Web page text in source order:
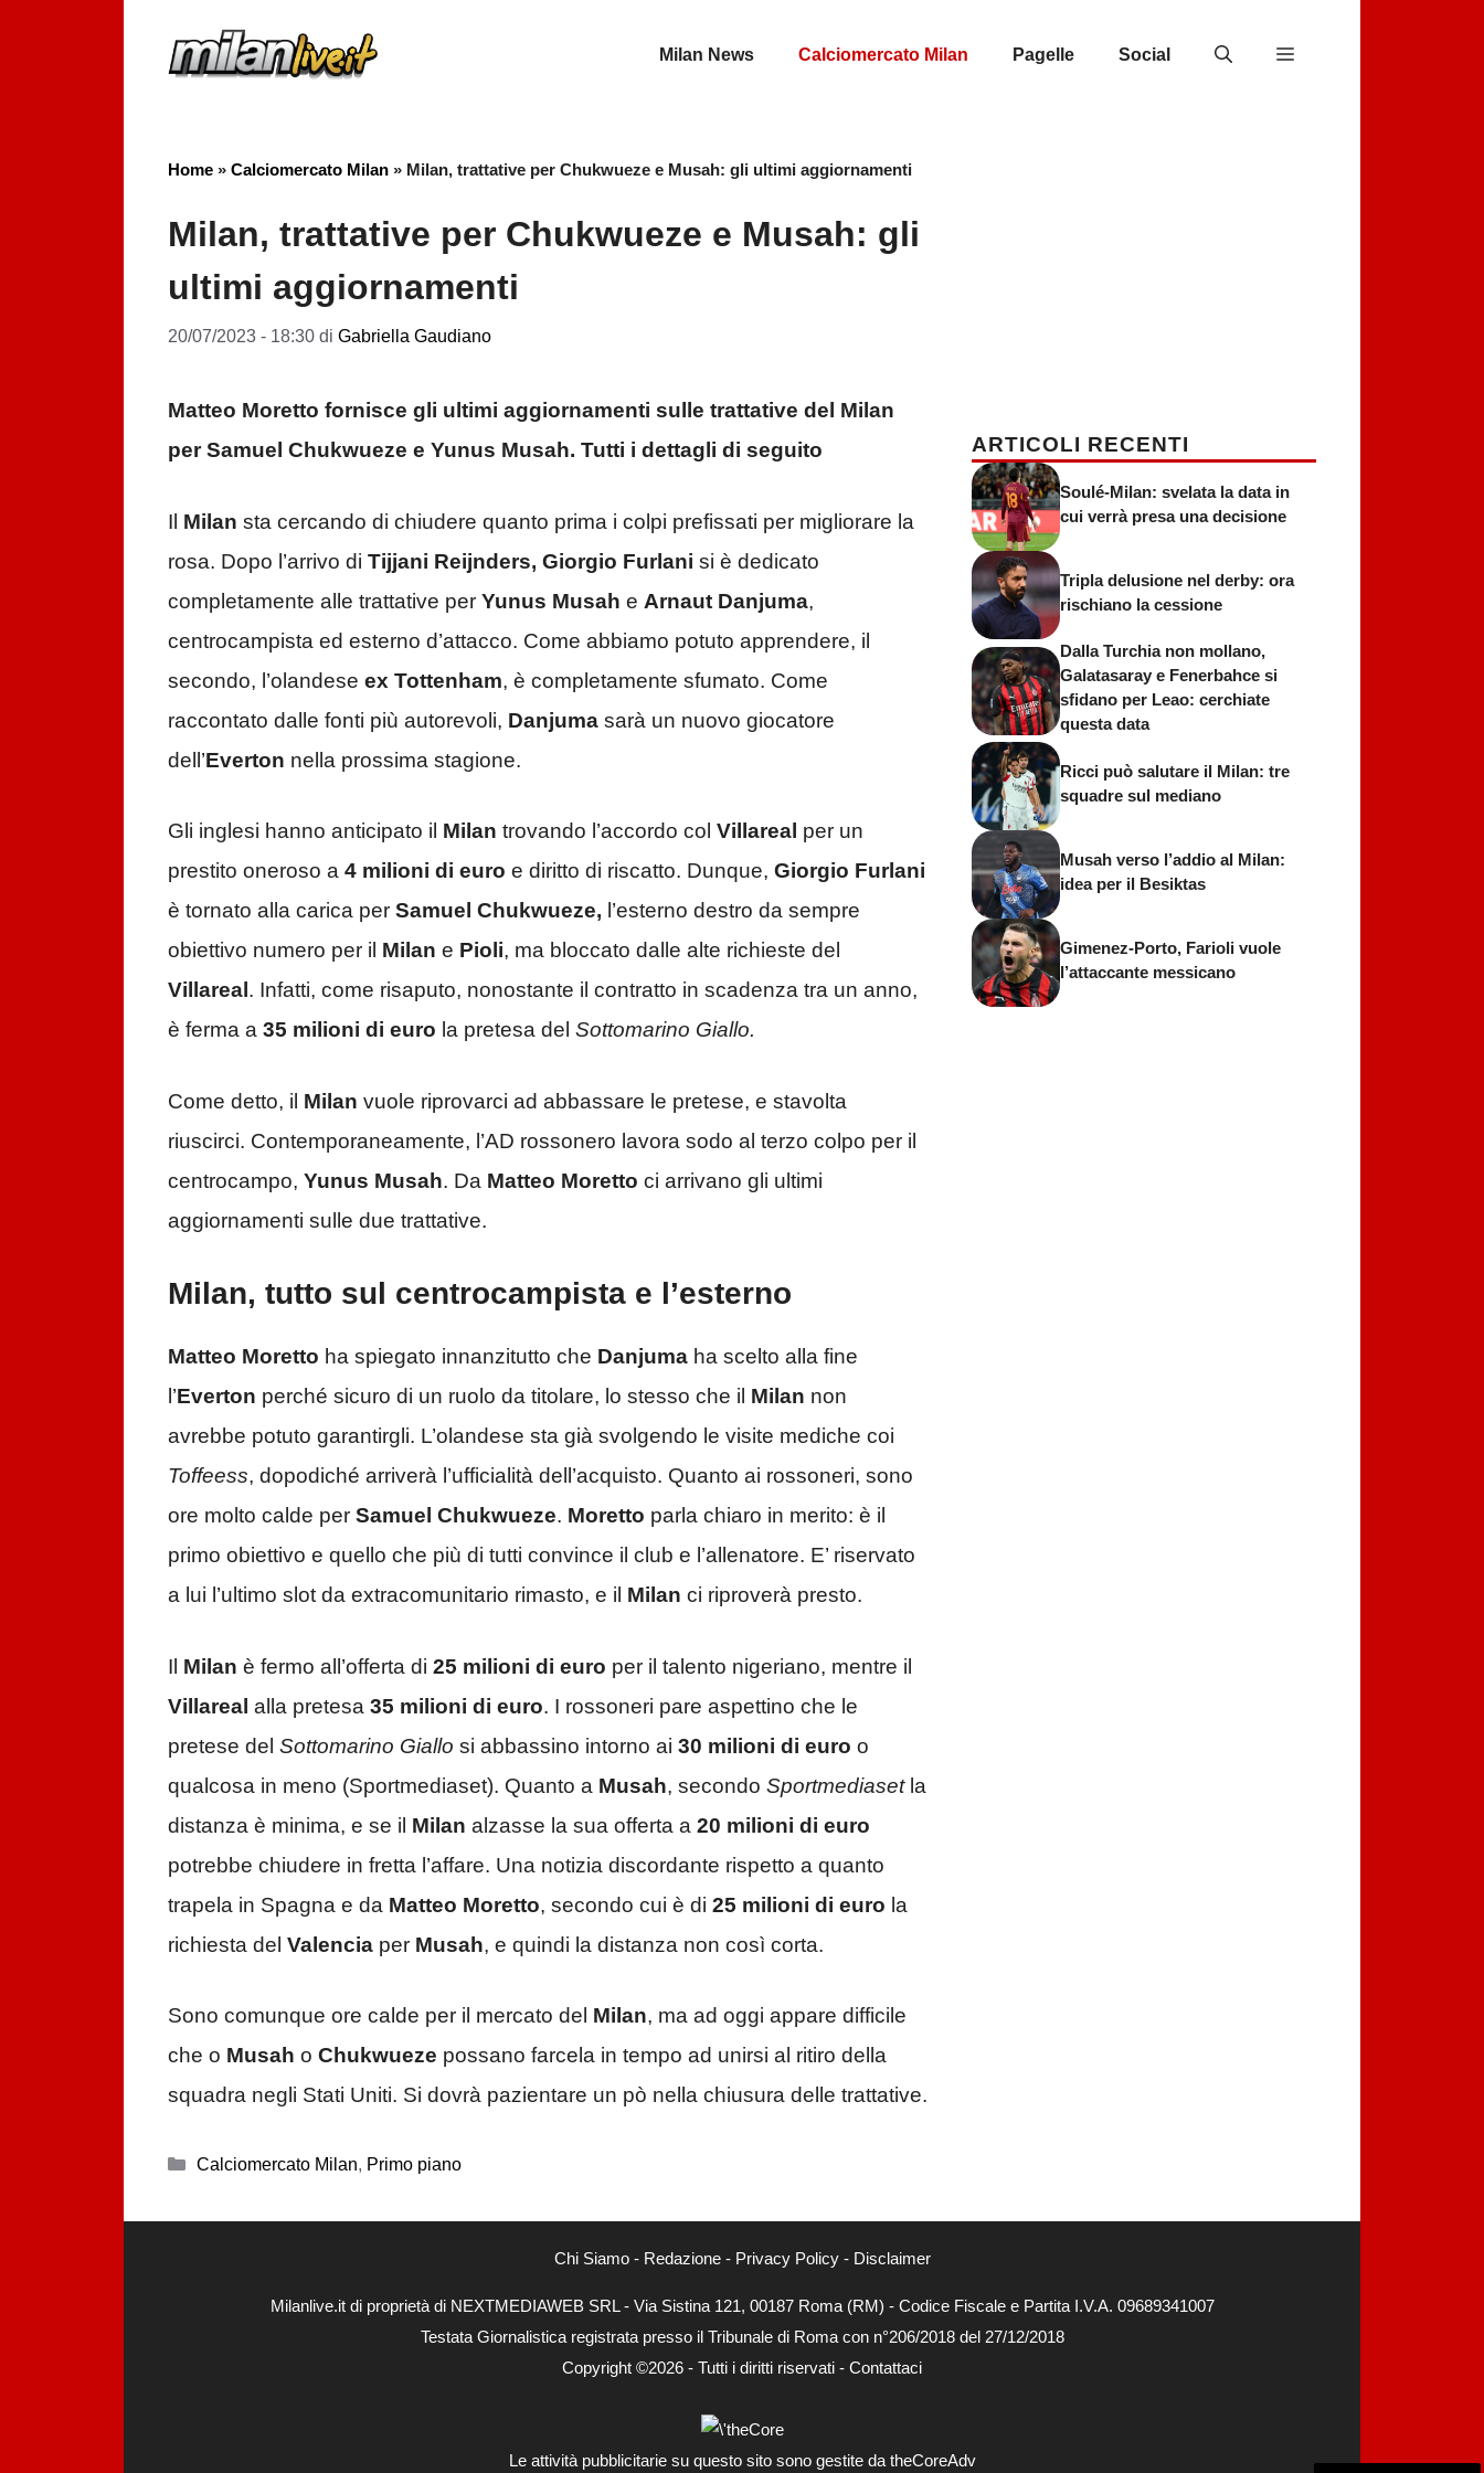
Milan News Calciomercato Milan Pagelle Social
Home » Calciomercato Milan » Milan, trattative per Chukwueze e Musah: gli ultimi aggiornamenti
Milan, trattative per Chukwueze e Musah: gli
ultimi aggiornamenti
20/07/2023 - 18:30 di Gabriella Gaudiano
Matteo Moretto fornisce gli ultimi aggiornamenti sulle trattative del Milan
per Samuel Chukwueze e Yunus Musah. Tutti i dettagli di seguito
Il Milan sta cercando di chiudere quanto prima i colpi prefissati per migliorare la
rosa. Dopo l’arrivo di Tijjani Reijnders, Giorgio Furlani si è dedicato
completamente alle trattative per Yunus Musah e Arnaut Danjuma,
centrocampista ed esterno d’attacco. Come abbiamo potuto apprendere, il
secondo, l’olandese ex Tottenham, è completamente sfumato. Come
raccontato dalle fonti più autorevoli, Danjuma sarà un nuovo giocatore
dell’Everton nella prossima stagione.
Gli inglesi hanno anticipato il Milan trovando l’accordo col Villareal per un
prestito oneroso a 4 milioni di euro e diritto di riscatto. Dunque, Giorgio Furlani
è tornato alla carica per Samuel Chukwueze, l’esterno destro da sempre
obiettivo numero per il Milan e Pioli, ma bloccato dalle alte richieste del
Villareal . Infatti, come risaputo, nonostante il contratto in scadenza tra un anno,
è ferma a 35 milioni di euro la pretesa del Sottomarino Giallo.
Come detto, il Milan vuole riprovarci ad abbassare le pretese, e stavolta
riuscirci. Contemporaneamente, l’AD rossonero lavora sodo al terzo colpo per il
centrocampo, Yunus Musah. Da Matteo Moretto ci arrivano gli ultimi
aggiornamenti sulle due trattative.
Milan, tutto sul centrocampista e l’esterno
Matteo Moretto ha spiegato innanzitutto che Danjuma ha scelto alla fine
l’Everton perché sicuro di un ruolo da titolare, lo stesso che il Milan non
avrebbe potuto garantirgli. L’olandese sta già svolgendo le visite mediche coi
Toffeess, dopodiché arriverà l’ufficialità dell’acquisto. Quanto ai rossoneri, sono
ore molto calde per Samuel Chukwueze. Moretto parla chiaro in merito: è il
primo obiettivo e quello che più di tutti convince il club e l’allenatore. E’ riservato
a lui l’ultimo slot da extracomunitario rimasto, e il Milan ci riproverà presto.
Il Milan è fermo all’offerta di 25 milioni di euro per il talento nigeriano, mentre il
Villareal alla pretesa 35 milioni di euro. I rossoneri pare aspettino che le
pretese del Sottomarino Giallo si abbassino intorno ai 30 milioni di euro o
qualcosa in meno (Sportmediaset). Quanto a Musah, secondo Sportmediasetla
distanza è minima, e se il Milan alzasse la sua offerta a 20 milioni di euro
potrebbe chiudere in fretta l’affare. Una notizia discordante rispetto a quanto
trapela in Spagna e da Matteo Moretto, secondo cui è di 25 milioni di euro la
richiesta del Valencia per Musah, e quindi la distanza non così corta.
Sono comunque ore calde per il mercato del Milan, ma ad oggi appare difficile
che o Musah o Chukwueze possano farcela in tempo ad unirsi al ritiro della
squadra negli Stati Uniti. Si dovrà pazientare un pò nella chiusura delle trattative.
Categorie
Calciomercato Milan, Primo piano
ARTICOLI RECENTI
Soulé-Milan: svelata la data in
cui verrà presa una decisione
Tripla delusione nel derby: ora
rischiano la cessione
Dalla Turchia non mollano,
Galatasaray e Fenerbahce si
sfidano per Leao: cerchiate
questa data
Ricci può salutare il Milan: tre
squadre sul mediano
Musah verso l’addio al Milan:
idea per il Besiktas
Gimenez-Porto, Farioli vuole
l’attaccante messicano
Chi Siamo- Redazione- Privacy Policy- Disclaimer
Milanlive.it di proprietà di NEXTMEDIAWEB SRL - Via Sistina 121, 00187 Roma (RM) - Codice Fiscale e Partita I.V.A. 09689341007
Testata Giornalistica registrata presso il Tribunale di Roma con n°206/2018 del 27/12/2018
Copyright ©2026 - Tutti i diritti riservati - Contattaci
Le attività pubblicitarie su questo sito sono gestite da theCoreAdv